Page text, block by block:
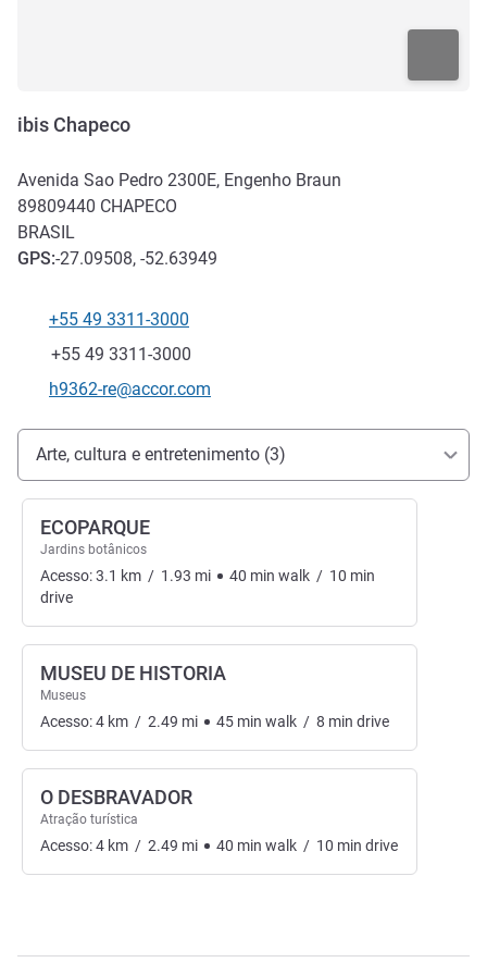
ibis Chapeco
Avenida Sao Pedro 2300E, Engenho Braun
89809440 CHAPECO
BRASIL
GPS:-27.09508, -52.63949
Telefone
+55 49 3311-3000
Fax
+55 49 3311-3000
E-mail de contato
h9362-re@accor.com
Acesso e transporte
Arte, cultura e entretenimento (3)
ECOPARQUE
Jardins botânicos
Acesso:3.1 km / 1.93 mi 40 min walk / 10 min
drive
MUSEU DE HISTORIA
Museus
Acesso:4 km / 2.49 mi 45 min walk / 8 min drive
O DESBRAVADOR
Atração turística
Acesso:4 km / 2.49 mi 40 min walk / 10 min drive